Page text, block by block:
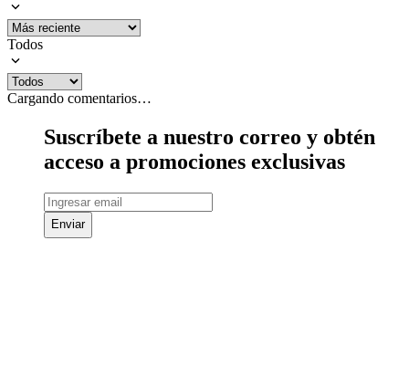
Todos
Cargando comentarios…
Suscríbete a nuestro correo y obtén
acceso a promociones exclusivas
Enviar